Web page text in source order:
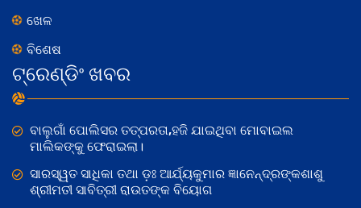
ଖେଳ
ବିଶେଷ
ଟ୍ରେଣ୍ଡିଂ ଖବର
ବାଲୁଗାଁ ପୋଲିସର ତତ୍‌ପରତା,ହଜି ଯାଇଥିବା ମୋବାଇଲ
ମାଲିକଙ୍କୁ ଫେରାଇଲା।
ସାରସ୍ୱତ ସାଧିକା ତଥା ଡ଼ଃ ଆର୍ଯ୍ୟକୁମାର ଜ୍ଞାନେନ୍ଦ୍ରଙ୍କଶାଶୁ
ଶ୍ରୀମତୀ ସାବିତ୍ରୀ ରାଉତଙ୍କ ବିୟୋଗ